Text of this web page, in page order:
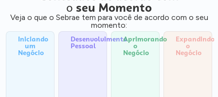
o seu Momento
Veja o que o Sebrae tem para você de acordo com o seu
momento:
Iniciando
um
Negócio
Desenvolvimento
Pessoal
Aprimorando
o
Negócio
Expandindo
o
Negócio